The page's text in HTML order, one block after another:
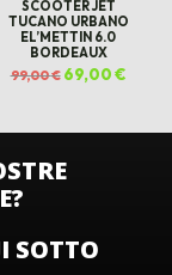
€.
SCOOTER JET
TUCANO URBANO
EL’METTIN 6.0
BORDEAUX
99,00€ Il
prezzo
69,00€Il
SOTTO